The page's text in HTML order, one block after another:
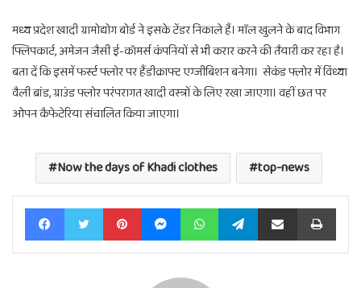
मध्य प्रदेश खादी ग्रामोद्योग बोर्ड ने इसके टेंडर निकाले हैं। माॅल खुलने के बाद विभाग
फ्लिपकार्ट, अमेजन जैसी ई-कॉमर्स कंपनियों से भी करार करने की तैयारी कर रहा है।
बता दें कि इसमें फर्स्ट फ्लोर पर हैंडीक्राफ्ट एग्जीबिशन बनेगा। सेकंड फ्लोर में विंध्या
वैली ब्रांड, ग्राउंड फ्लोर परंपरागत खादी वस्त्रों के लिए रखा जाएगा। वहीं छत पर
ओपन कैफेटेरिया संचालित किया जाएगा।
Now the days of Khadi clothes top-news
FacebookTwitter PinterestMessengerWhatsAppTelegramShare via Email Print